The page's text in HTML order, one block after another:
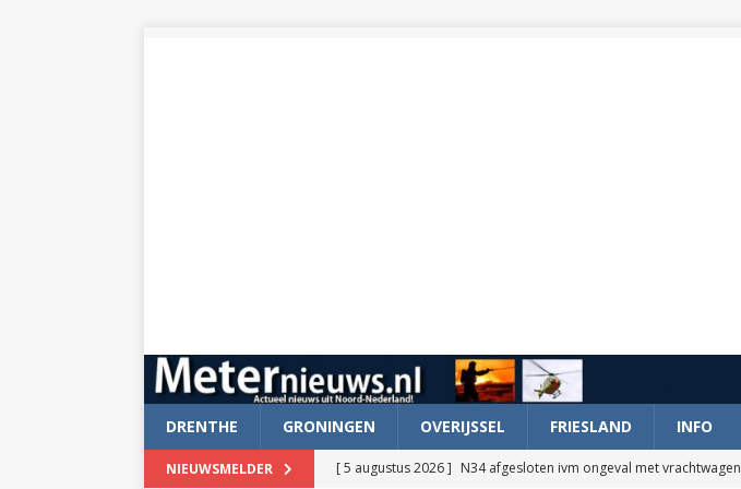
DRENTHE GRONINGEN OVERIJSSEL FRIESLAND INFO
NIEUWSMELDER [ 5 augustus 2026 ] N34 afgesloten ivm ongeval met vrachtwagen